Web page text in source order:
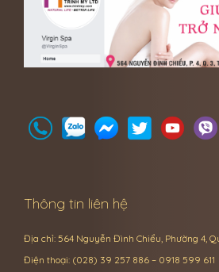
Thông tin liên hệ
Địa chỉ: 564 Nguyễn Đình Chiểu, Phường 4,
Điện thoại: (028) 39 257 886 – 0918 599 611